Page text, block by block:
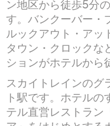
ン地区から徒歩5分
す。バンクーバー・
ルックアウト・アッ
タウン・クロックな
ションがホテルから
スカイトレインのグ
ト駅です。ホテル
テル直営レストラン